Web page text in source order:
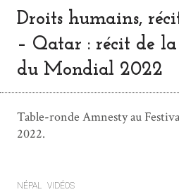
Droits humains,
– Qatar : récit de la
du Mondial 2022
Table-ronde Amnesty au
2022.
NÉPAL VIDÉOS